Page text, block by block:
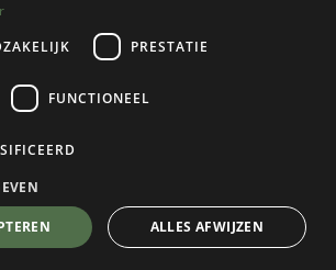
BD9 r/v wp -
over dit product via WhatsApp
PRESTATIE
FUNCTIONEEL
ALLES AFWIJZEN